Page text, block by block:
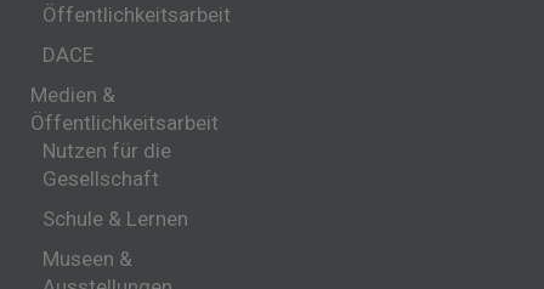
Öffentlichkeitsarbeit
DACE
Medien &
Öffentlichkeitsarbeit
Nutzen für die
Gesellschaft
Schule & Lernen
Museen &